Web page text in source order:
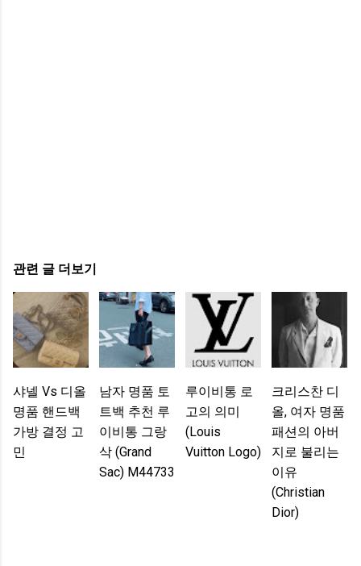
관련 글 더보기
샤넬 Vs 디올
명품 핸드백
가방 결정 고
민
남자 명품 토
트백 추천 루
이비통 그랑
삭 (Grand
Sac) M44733
루이비통 로
고의 의미
(Louis
Vuitton Logo)
크리스찬 디
올, 여자 명품
패션의 아버
지로 불리는
이유
(Christian
Dior)